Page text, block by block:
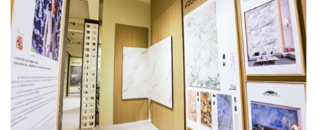
「二十四节气·七十二候」系列瓷板画。四幅作品既是对二十四
节气文化的当代解构与新生演绎，更是陶瓷艺术在技术突破与
观念革新上的双重进阶，尽显传统美学与现代工艺的高阶融
合。